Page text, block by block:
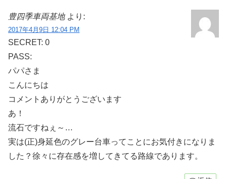
豊四季車両基地 より:
2017年4月9日 12:04 PM
SECRET: 0
PASS:
パパさま
こんにちは
コメントありがとうございます
あ！
流石ですねぇ～…
実は(正)身延色のグレー台車ってことにお気付きになりま
した？徐々に存在感を増してきてる路線であります。